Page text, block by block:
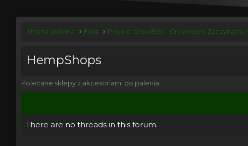
Strona główna Fora Projekt GrowBox - Growroom Zaczynamy !
HempShops
Polecane sklepy z akcesoriami do palenia
There are no threads in this forum.